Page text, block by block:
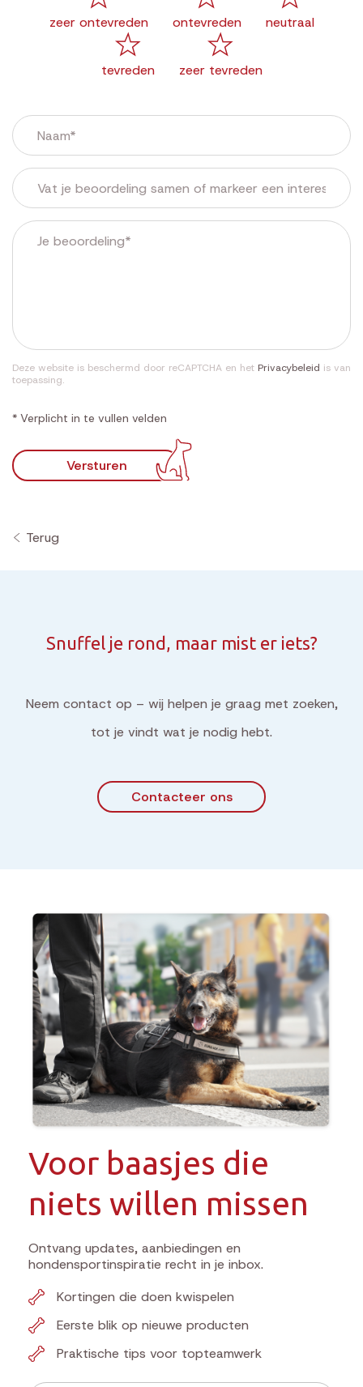
zeer ontevreden ontevreden neutraal
tevreden zeer tevreden
Deze website is beschermd door reCAPTCHA en het Privacybeleid is van
toepassing.
* Verplicht in te vullen velden
Versturen
Terug
Snuffel je rond, maar mist er iets?
Neem contact op – wij helpen je graag met zoeken,
tot je vindt wat je nodig hebt.
Contacteer ons
Voor baasjes die
niets willen missen
Ontvang updates, aanbiedingen en
hondensportinspiratie recht in je inbox.
Kortingen die doen kwispelen
Eerste blik op nieuwe producten
Praktische tips voor topteamwerk